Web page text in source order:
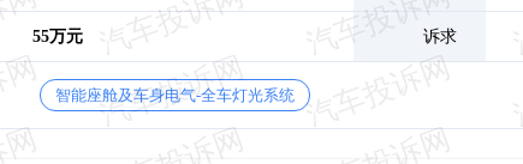
55万元 诉求
智能座舱及车身电气-全车灯光系统